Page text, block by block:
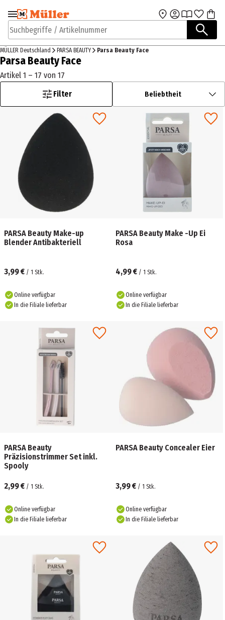
Zur Navigation
springen
Zum Hauptinhalt
Suchbegriffe / Artikelnummer
MÜLLER Deutschland PARSA BEAUTY Parsa Beauty Face
Parsa Beauty Face
Artikel 1 – 17 von 17
Filter
Beliebtheit
PARSA Beauty Make-up
Blender Antibakteriell
3,99 € / 1 Stk.
Online verfügbar
In die Filiale lieferbar
PARSA Beauty Make -Up Ei
Rosa
4,99 € / 1 Stk.
Online verfügbar
In die Filiale lieferbar
PARSA Beauty
Präzisionstrimmer Set inkl.
Spooly
2,99 € / 1 Stk.
Online verfügbar
In die Filiale lieferbar
PARSA Beauty Concealer Eier
3,99 € / 1 Stk.
Online verfügbar
In die Filiale lieferbar